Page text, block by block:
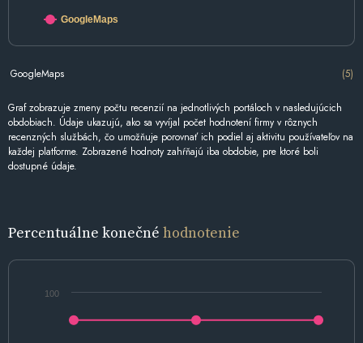
GoogleMaps
GoogleMaps (5)
Graf zobrazuje zmeny počtu recenzií na jednotlivých portáloch v nasledujúcich
obdobiach. Údaje ukazujú, ako sa vyvíjal počet hodnotení firmy v rôznych
recenzných službách, čo umožňuje porovnať ich podiel aj aktivitu používateľov na
každej platforme. Zobrazené hodnoty zahŕňajú iba obdobie, pre ktoré boli
dostupné údaje.
Percentuálne konečné hodnotenie
100